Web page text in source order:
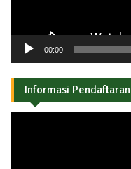
00:00
Informasi Pendaftaran